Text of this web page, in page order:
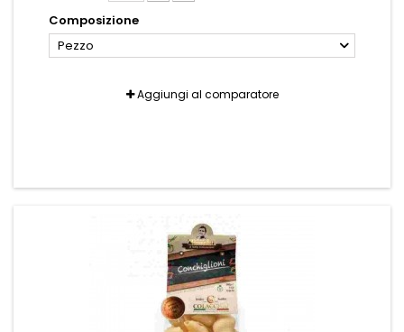
Composizione
Pezzo
Aggiungi al comparatore